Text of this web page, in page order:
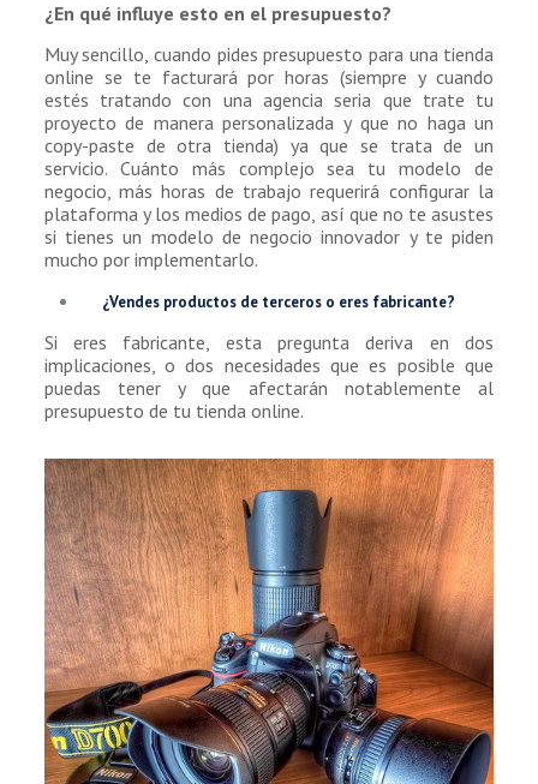
¿En qué influye esto en el presupuesto?
Muy sencillo, cuando pides presupuesto para una tienda
online se te facturará por horas (siempre y cuando
estés tratando con una agencia seria que trate tu
proyecto de manera personalizada y que no haga un
copy-paste de otra tienda) ya que se trata de un
servicio. Cuánto más complejo sea tu modelo de
negocio, más horas de trabajo requerirá configurar la
plataforma y los medios de pago, así que no te asustes
si tienes un modelo de negocio innovador y te piden
mucho por implementarlo.
¿Vendes productos de terceros o eres fabricante?
Si eres fabricante, esta pregunta deriva en dos
implicaciones, o dos necesidades que es posible que
puedas tener y que afectarán notablemente al
presupuesto de tu tienda online.